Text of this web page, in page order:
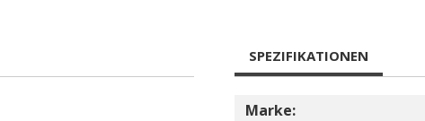
SPEZIFIKATIONEN
Marke: